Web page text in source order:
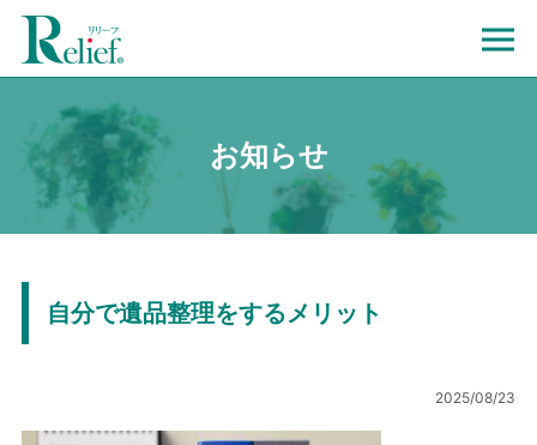
お知らせ
自分で遺品整理をするメリット
2025/08/23